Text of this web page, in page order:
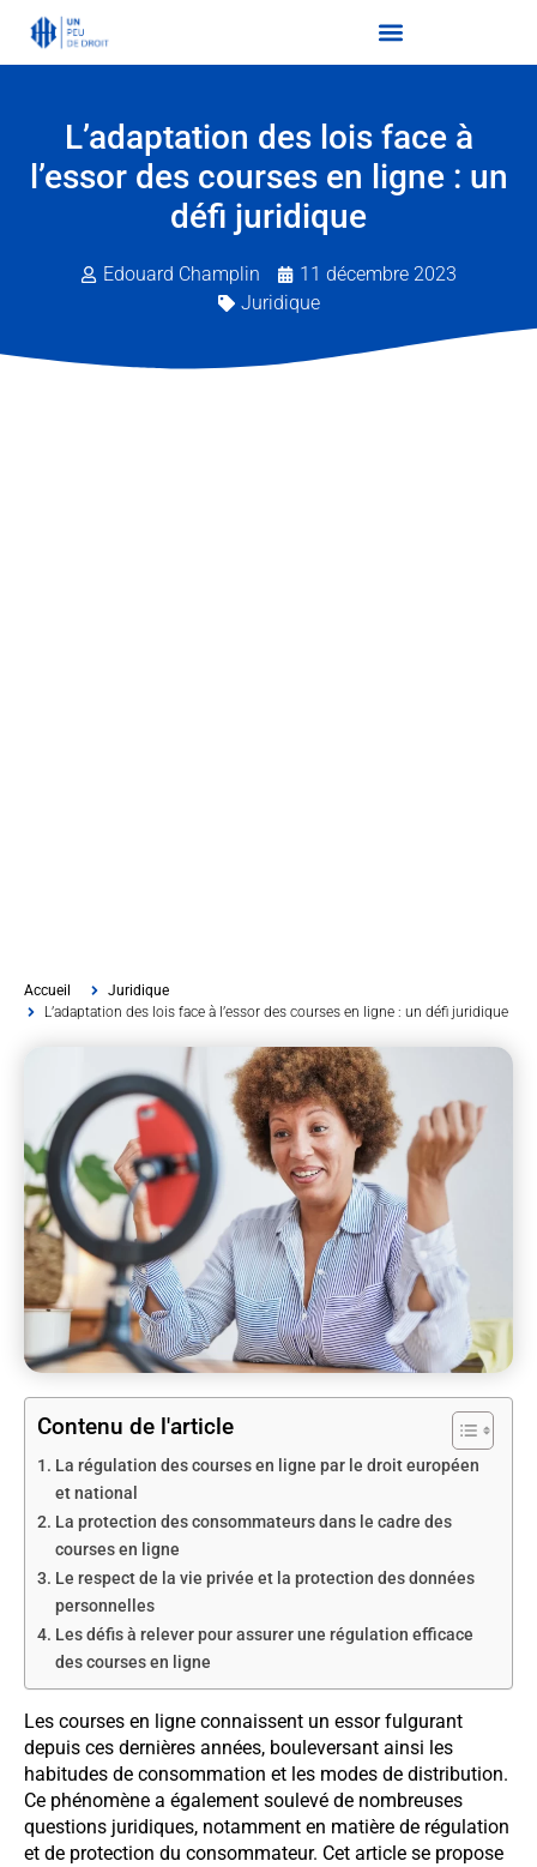
L’adaptation des lois face à
l’essor des courses en ligne : un
défi juridique
Edouard Champlin
11 décembre 2023
Juridique
Accueil
Juridique
L’adaptation des lois face à l’essor des courses en ligne : un défi juridique
Contenu de l'article
La régulation des courses en ligne par le droit européen
et national
La protection des consommateurs dans le cadre des
courses en ligne
Le respect de la vie privée et la protection des données
personnelles
Les défis à relever pour assurer une régulation efficace
des courses en ligne
Les courses en ligne connaissent un essor fulgurant
depuis ces dernières années, bouleversant ainsi les
habitudes de consommation et les modes de distribution.
Ce phénomène a également soulevé de nombreuses
questions juridiques, notamment en matière de régulation
et de protection du consommateur. Cet article se propose